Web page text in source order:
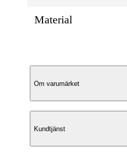
Material
Produktbeskrivning
Elegant Design
Om varumärket
Kundtjänst